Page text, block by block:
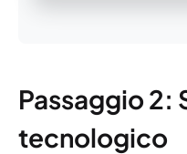
Passaggio 2:
tecnologico